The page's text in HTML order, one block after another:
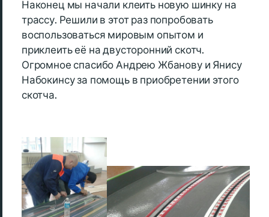
Наконец мы начали клеить новую шинку на
трассу. Решили в этот раз попробовать
воспользоваться мировым опытом и
приклеить её на двусторонний скотч.
Огромное спасибо Андрею Жбанову и Янису
Набокинсу за помощь в приобретении этого
скотча.